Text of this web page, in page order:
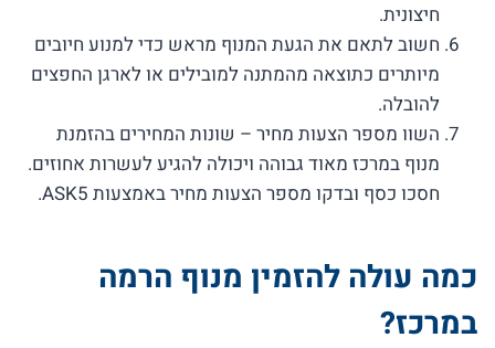
חיצונית.
חשוב לתאם את הגעת המנוף מראש כדי למנוע חיובים
מיותרים כתוצאה מהמתנה למובילים או לארגן החפצים
להובלה.
השוו מספר הצעות מחיר – שונות המחירים בהזמנת
מנוף במרכז מאוד גבוהה ויכולה להגיע לעשרות אחוזים.
חסכו כסף ובדקו מספר הצעות מחיר באמצעות ASK5.
כמה עולה להזמין מנוף הרמה
במרכז?